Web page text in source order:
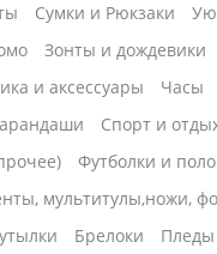
Сумки и Рюкзаки
Зонты и дождевики
и аксессуары Часы
Спорт и
Футболки и поло
мультитулы,ножи,
Брелоки Пледы